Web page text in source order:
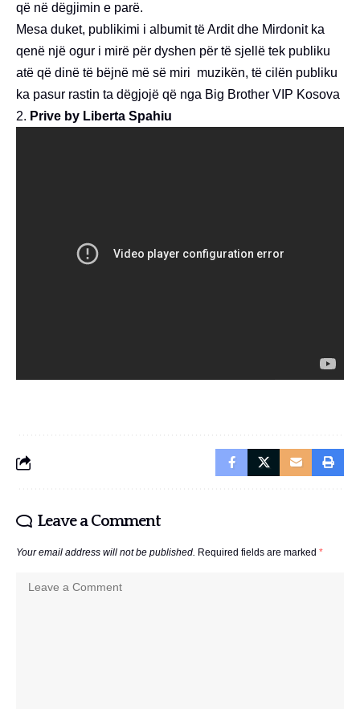
që në dëgjimin e parë.
Mesa duket, publikimi i albumit të Ardit dhe Mirdonit ka
qenë një ogur i mirë për dyshen për të sjellë tek publiku
atë që dinë të bëjnë më së miri muzikën, të cilën publiku
ka pasur rastin ta dëgjojë që nga Big Brother VIP Kosova
2. Prive by Liberta Spahiu
Leave a Comment
Your email address will not be published. Required fields are marked *